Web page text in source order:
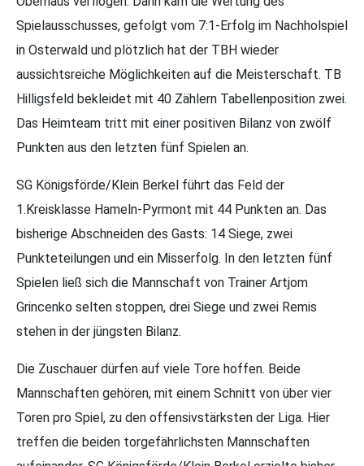
Spielausschusses, gefolgt vom 7:1-Erfolg im Nachholspiel
in Osterwald und plötzlich hat der TBH wieder
aussichtsreiche Möglichkeiten auf die Meisterschaft. TB
Hilligsfeld bekleidet mit 40 Zählern Tabellenposition zwei.
Das Heimteam tritt mit einer positiven Bilanz von zwölf
Punkten aus den letzten fünf Spielen an.
SG Königsförde/Klein Berkel führt das Feld der
1.Kreisklasse Hameln-Pyrmont mit 44 Punkten an. Das
bisherige Abschneiden des Gasts: 14 Siege, zwei
Punkteteilungen und ein Misserfolg. In den letzten fünf
Spielen ließ sich die Mannschaft von Trainer Artjom
Grincenko selten stoppen, drei Siege und zwei Remis
stehen in der jüngsten Bilanz.
Die Zuschauer dürfen auf viele Tore hoffen. Beide
Mannschaften gehören, mit einem Schnitt von über vier
Toren pro Spiel, zu den offensivstärksten der Liga. Hier
treffen die beiden torgefährlichsten Mannschaften